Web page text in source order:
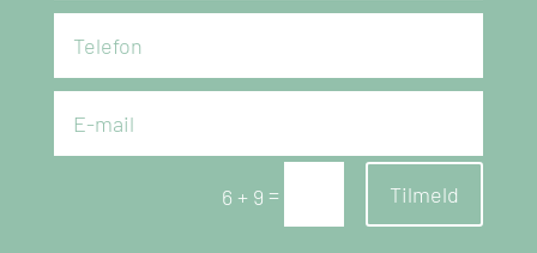
6 + 9 = Tilmeld